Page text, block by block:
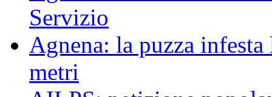
Servizio
Agnena: la puzza
metri